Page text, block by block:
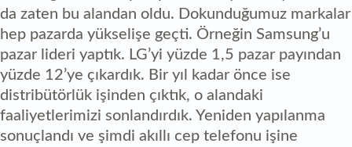
da zaten bu alandan oldu. Dokunduğumuz markalar
hep pazarda yükselişe geçti. Örneğin Samsung’u
pazar lideri yaptık. LG’yi yüzde 1,5 pazar payından
yüzde 12’ye çıkardık. Bir yıl kadar önce ise
distribütörlük işinden çıktık, o alandaki
faaliyetlerimizi sonlandırdık. Yeniden yapılanma
sonuçlandı ve şimdi akıllı cep telefonu işine